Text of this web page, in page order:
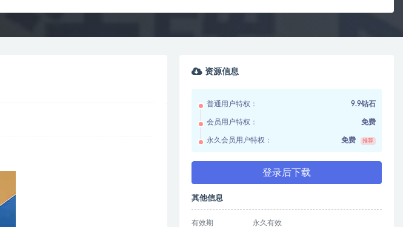
资源信息
普通用户特权： 9.9钻石
会员用户特权： 免费
永久会员用户特权： 免费 推荐
登录后下载
其他信息
有效期 永久有效